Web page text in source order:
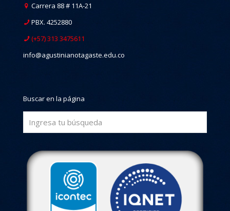
Carrera 88 # 11A-21
PBX. 4252880
(+57) 313 3475611
info@agustinianotagaste.edu.co
Buscar en la página